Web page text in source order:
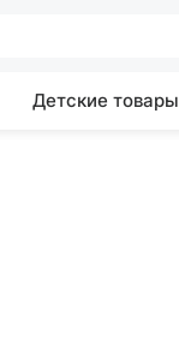
Детские товары